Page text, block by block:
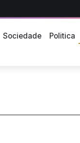
Sociedade Politica